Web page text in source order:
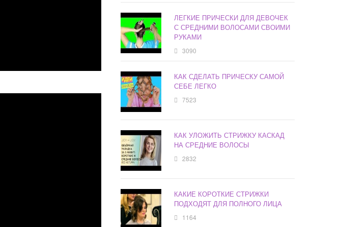
ЛЕГКИЕ ПРИЧЕСКИ ДЛЯ ДЕВОЧЕК
С СРЕДНИМИ ВОЛОСАМИ СВОИМИ
РУКАМИ
3090
КАК СДЕЛАТЬ ПРИЧЕСКУ САМОЙ
СЕБЕ ЛЕГКО
7523
КАК УЛОЖИТЬ СТРИЖКУ КАСКАД
НА СРЕДНИЕ ВОЛОСЫ
2832
КАКИЕ КОРОТКИЕ СТРИЖКИ
ПОДХОДЯТ ДЛЯ ПОЛНОГО ЛИЦА
1164